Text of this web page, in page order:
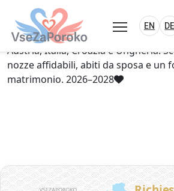
VseZaPoroko.net –
Plan Your Wedding in
DEHR HU
VseZaPoroko – portale per
matrimoni locali e destination
Austria, Italia, Croazia e Ungheria.
nozze affidabili, abiti da sposa e un
matrimonio. 2026–2028
EN DE